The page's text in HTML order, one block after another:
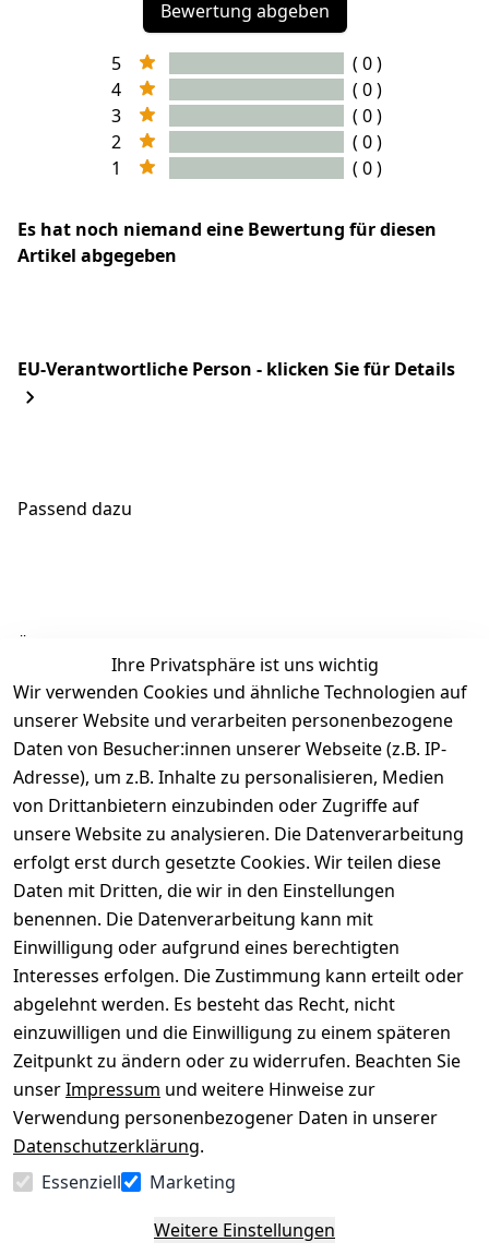
Bewertung abgeben
5
( 0 )
4
( 0 )
3
( 0 )
2
( 0 )
1
( 0 )
Es hat noch niemand eine Bewertung für diesen
Artikel abgegeben
EU-Verantwortliche Person - klicken Sie für Details
Passend dazu
Ähnliche Produkte
Ihre Privatsphäre ist uns wichtig
Wir verwenden Cookies und ähnliche Technologien auf
unserer Website und verarbeiten personenbezogene
Daten von Besucher:innen unserer Webseite (z.B. IP-
Adresse), um z.B. Inhalte zu personalisieren, Medien
von Drittanbietern einzubinden oder Zugriffe auf
unsere Website zu analysieren. Die Datenverarbeitung
erfolgt erst durch gesetzte Cookies. Wir teilen diese
Daten mit Dritten, die wir in den Einstellungen
benennen. Die Datenverarbeitung kann mit
Einwilligung oder aufgrund eines berechtigten
Interesses erfolgen. Die Zustimmung kann erteilt oder
abgelehnt werden. Es besteht das Recht, nicht
einzuwilligen und die Einwilligung zu einem späteren
Zeitpunkt zu ändern oder zu widerrufen. Beachten Sie
unserImpressum und weitere Hinweise zur
Verwendung personenbezogener Daten in unserer
Datenschutzerklärung.
Essenziell
Marketing
Weitere Einstellungen
Rechtliches
AGB
Impressum
Datenschutze
rklärung
Barrierefreihe
itserklärung
Widerrufsrec
ht
Über uns
Kontakt
Registrieren
Kataloge zum
Download
Pflege &
Kundendienst
Kiefermöbel
Hilfe
Wir
versenden
mit
Zahle
bequem per
Vertrag
widerrufen